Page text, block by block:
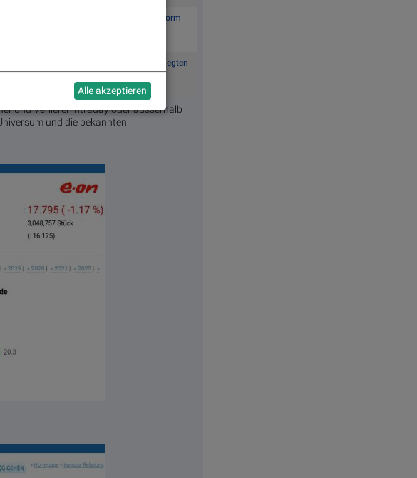
Diesmal freuen wir uns über Cash in Form
sowie der noch nicht wieder angelegten
und Verlierer intraday oder ausserhalb
und die bekannten
Alle akzeptieren